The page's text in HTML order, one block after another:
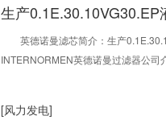
生产0.1E.30.10VG30.EP
英德诺曼滤芯简介：生产
INTERNORMEN英德诺曼过滤器公
[风力发电]